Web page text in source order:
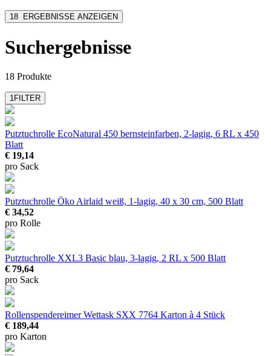
Kimberly-Clark
MESSERLE
Tork
18 ERGEBNISSE ANZEIGEN
Suchergebnisse
18 Produkte
1FILTER
Putztuchrolle EcoNatural 450 bernsteinfarben, 2-lagig, 6 RL x 450
Blatt
€ 19,14
pro Sack
Putztuchrolle Öko Airlaid weiß, 1-lagig, 40 x 30 cm, 500 Blatt
€ 34,52
pro Rolle
Putztuchrolle XXL3 Basic blau, 3-lagig, 2 RL x 500 Blatt
€ 79,64
pro Sack
Rollenspendereimer Wettask SXX 7764 Karton à 4 Stück
€ 189,44
pro Karton